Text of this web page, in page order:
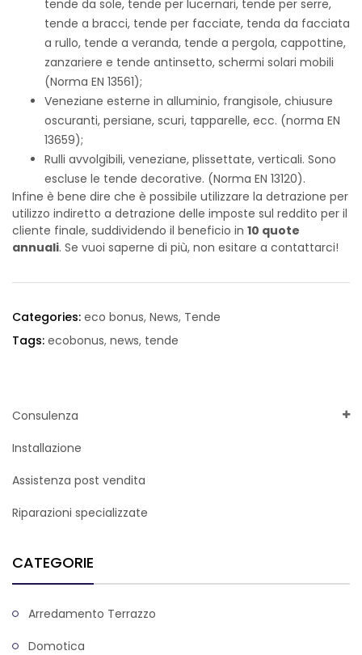
tende da sole, tende per lucernari, tende per serre,
tende a bracci, tende per facciate, tenda da facciata
a rullo, tende a veranda, tende a pergola, cappottine,
zanzariere e tende antinsetto, schermi solari mobili
(Norma EN 13561);
Veneziane esterne in alluminio, frangisole, chiusure
oscuranti, persiane, scuri, tapparelle, ecc. (norma EN
13659);
Rulli avvolgibili, veneziane, plissettate, verticali. Sono
escluse le tende decorative. (Norma EN 13120).
Infine è bene dire che è possibile utilizzare la detrazione per
utilizzo indiretto a detrazione delle imposte sul reddito per il
cliente finale, suddividendo il beneficio in 10 quote
annuali. Se vuoi saperne di più, non esitare a contattarci!
Categories: eco bonus, News, Tende
Tags: ecobonus, news, tende
Consulenza
Installazione
Assistenza post vendita
Riparazioni specializzate
CATEGORIE
Arredamento Terrazzo
Domotica